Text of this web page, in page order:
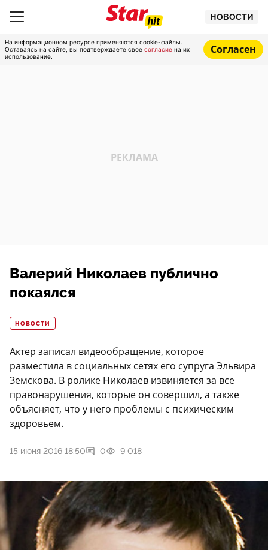
НОВОСТИ
На информационном ресурсе применяются cookie-файлы.
Оставаясь на сайте, вы подтверждаете свое согласие на их
использование.
Согласен
Валерий Николаев публично
покаялся
НОВОСТИ
Актер записал видеообращение, которое
разместила в социальных сетях его супруга Эльвира
Земскова. В ролике Николаев извиняется за все
правонарушения, которые он совершил, а также
объясняет, что у него проблемы с психическим
здоровьем.
15 июня 2016 18:50 0 9 018